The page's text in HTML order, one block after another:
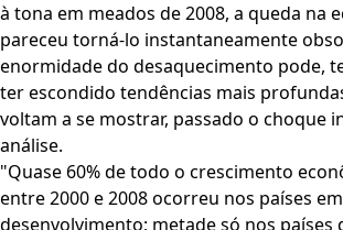
à tona em meados de 2008, a queda na
pareceu torná-lo instantaneamente
enormidade do desaquecimento pode,
ter escondido tendências mais
voltam a se mostrar, passado o choque
análise.
"Quase 60% de todo o crescimento
entre 2000 e 2008 ocorreu nos países em
desenvolvimento; metade só nos países